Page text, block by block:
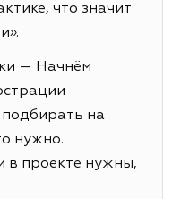
что значит
— Начнём
подбирать на
нужно.
в проекте нужны,